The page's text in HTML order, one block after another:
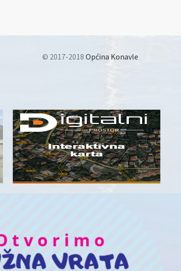
© 2017-2018 Općina Konavle